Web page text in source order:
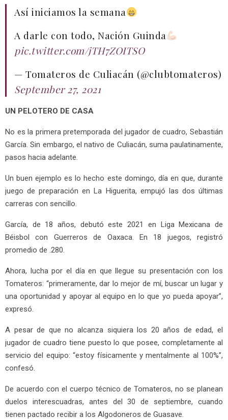
Así iniciamos la semana
A darle con todo, Nación Guinda
pic.twitter.com/jTH7ZOITSO
— Tomateros de Culiacán (@clubtomateros)
September 27, 2021
UN PELOTERO DE CASA
No es la primera pretemporada del jugador de cuadro, Sebastián
García. Sin embargo, el nativo de Culiacán, suma paulatinamente,
pasos hacia adelante.
Un buen ejemplo es lo hecho este domingo, día en que, durante
juego de preparación en La Higuerita, empujó las dos últimas
carreras con sencillo.
García, de 18 años, debutó este 2021 en Liga Mexicana de
Béisbol con Guerreros de Oaxaca. En 18 juegos, registró
promedio de .280.
Ahora, lucha por el día en que llegue su presentación con los
Tomateros: “primeramente, dar lo mejor de mí, buscar un lugar y
una oportunidad y apoyar al equipo en lo que yo pueda apoyar”,
expresó.
A pesar de que no alcanza siquiera los 20 años de edad, el
jugador de cuadro tiene puesto lo que posee, completamente al
servicio del equipo: “estoy físicamente y mentalmente al 100%”,
confesó.
De acuerdo con el cuerpo técnico de Tomateros, no se planean
duelos interescuadras, antes del 30 de septiembre, cuando
tienen pactado recibir a los Algodoneros de Guasave.